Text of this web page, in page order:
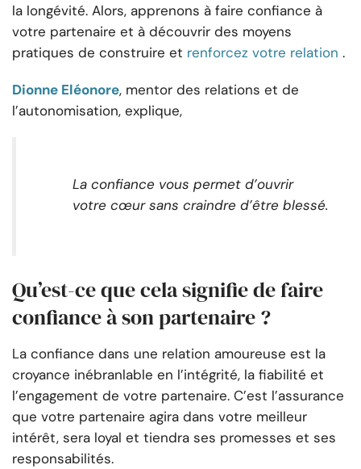
la longévité. Alors, apprenons à faire confiance à
votre partenaire et à découvrir des moyens
pratiques de construire et renforcez votre relation .
Dionne Eléonore, mentor des relations et de
l’autonomisation, explique,
La confiance vous permet d’ouvrir
votre cœur sans craindre d’être blessé.
Qu’est-ce que cela signifie de faire
confiance à son partenaire ?
La confiance dans une relation amoureuse est la
croyance inébranlable en l’intégrité, la fiabilité et
l’engagement de votre partenaire. C’est l’assurance
que votre partenaire agira dans votre meilleur
intérêt, sera loyal et tiendra ses promesses et ses
responsabilités.